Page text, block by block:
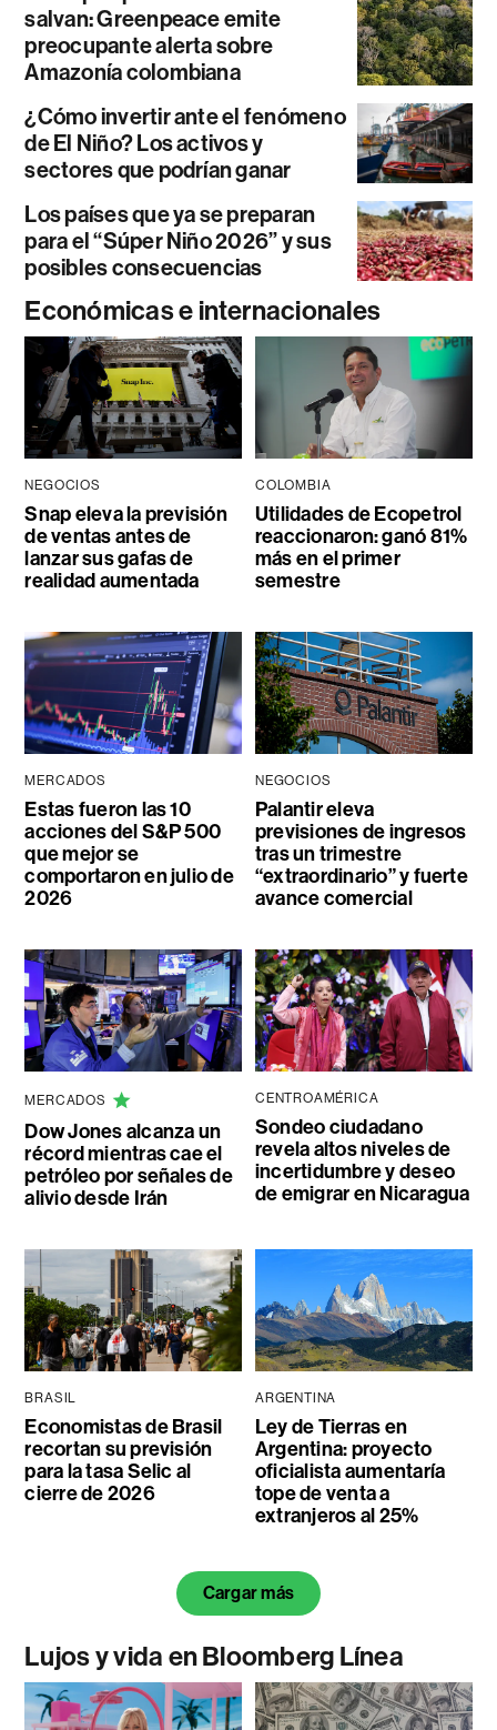
salvan: Greenpeace emite
preocupante alerta sobre
Amazonía colombiana
¿Cómo invertir ante el fenómeno
de El Niño? Los activos y
sectores que podrían ganar
Los países que ya se preparan
para el “Súper Niño 2026” y sus
posibles consecuencias
Económicas e internacionales
NEGOCIOS
Snap eleva la previsión
de ventas antes de
lanzar sus gafas de
realidad aumentada
COLOMBIA
Utilidades de Ecopetrol
reaccionaron: ganó 81%
más en el primer
semestre
MERCADOS
Estas fueron las 10
acciones del S&P 500
que mejor se
comportaron en julio de
2026
NEGOCIOS
Palantir eleva
previsiones de ingresos
tras un trimestre
“extraordinario” y fuerte
avance comercial
MERCADOS
Dow Jones alcanza un
récord mientras cae el
petróleo por señales de
alivio desde Irán
CENTROAMÉRICA
Sondeo ciudadano
revela altos niveles de
incertidumbre y deseo
de emigrar en Nicaragua
BRASIL
Economistas de Brasil
recortan su previsión
para la tasa Selic al
cierre de 2026
ARGENTINA
Ley de Tierras en
Argentina: proyecto
oficialista aumentaría
tope de venta a
extranjeros al 25%
Cargar más
Lujos y vida en Bloomberg Línea